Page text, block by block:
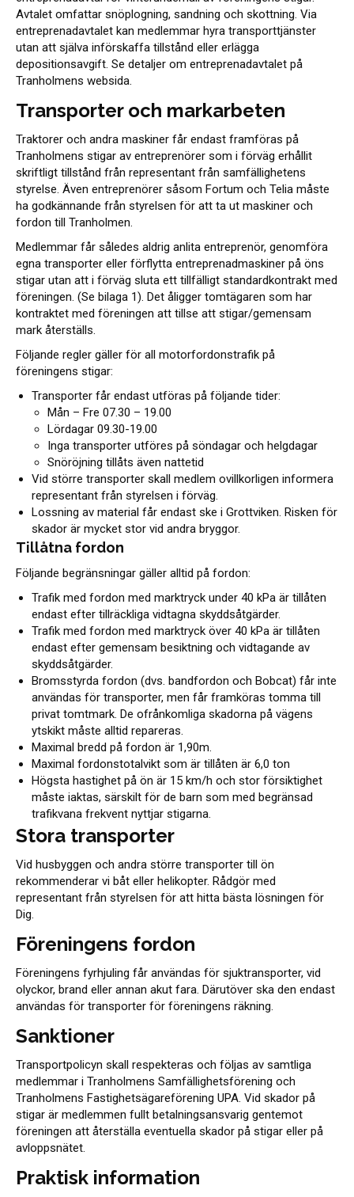
Avtalet omfattar snöplogning, sandning och skottning. Via
entreprenadavtalet kan medlemmar hyra transporttjänster
utan att själva införskaffa tillstånd eller erlägga
depositionsavgift. Se detaljer om entreprenadavtalet på
Tranholmens websida.
Transporter och markarbeten
Traktorer och andra maskiner får endast framföras på
Tranholmens stigar av entreprenörer som i förväg erhållit
skriftligt tillstånd från representant från samfällighetens
styrelse. Även entreprenörer såsom Fortum och Telia måste
ha godkännande från styrelsen för att ta ut maskiner och
fordon till Tranholmen.
Medlemmar får således aldrig anlita entreprenör, genomföra
egna transporter eller förflytta entreprenadmaskiner på öns
stigar utan att i förväg sluta ett tillfälligt standardkontrakt med
föreningen. (Se bilaga 1). Det åligger tomtägaren som har
kontraktet med föreningen att tillse att stigar/gemensam
mark återställs.
Följande regler gäller för all motorfordonstrafik på
föreningens stigar:
Transporter får endast utföras på följande tider:
Mån – Fre 07.30 – 19.00
Lördagar 09.30-19.00
Inga transporter utföres på söndagar och helgdagar
Snöröjning tillåts även nattetid
Vid större transporter skall medlem ovillkorligen informera
representant från styrelsen i förväg.
Lossning av material får endast ske i Grottviken. Risken för
skador är mycket stor vid andra bryggor.
Tillåtna fordon
Följande begränsningar gäller alltid på fordon:
Trafik med fordon med marktryck under 40 kPa är tillåten
endast efter tillräckliga vidtagna skyddsåtgärder.
Trafik med fordon med marktryck över 40 kPa är tillåten
endast efter gemensam besiktning och vidtagande av
skyddsåtgärder.
Bromsstyrda fordon (dvs. bandfordon och Bobcat) får inte
användas för transporter, men får framköras tomma till
privat tomtmark. De ofrånkomliga skadorna på vägens
ytskikt måste alltid repareras.
Maximal bredd på fordon är 1,90m.
Maximal fordonstotalvikt som är tillåten är 6,0 ton
Högsta hastighet på ön är 15 km/h och stor försiktighet
måste iaktas, särskilt för de barn som med begränsad
trafikvana frekvent nyttjar stigarna.
Stora transporter
Vid husbyggen och andra större transporter till ön
rekommenderar vi båt eller helikopter. Rådgör med
representant från styrelsen för att hitta bästa lösningen för
Dig.
Föreningens fordon
Föreningens fyrhjuling får användas för sjuktransporter, vid
olyckor, brand eller annan akut fara. Därutöver ska den endast
användas för transporter för föreningens räkning.
Sanktioner
Transportpolicyn skall respekteras och följas av samtliga
medlemmar i Tranholmens Samfällighetsförening och
Tranholmens Fastighetsägareförening UPA. Vid skador på
stigar är medlemmen fullt betalningsansvarig gentemot
föreningen att återställa eventuella skador på stigar eller på
avloppsnätet.
Praktisk information